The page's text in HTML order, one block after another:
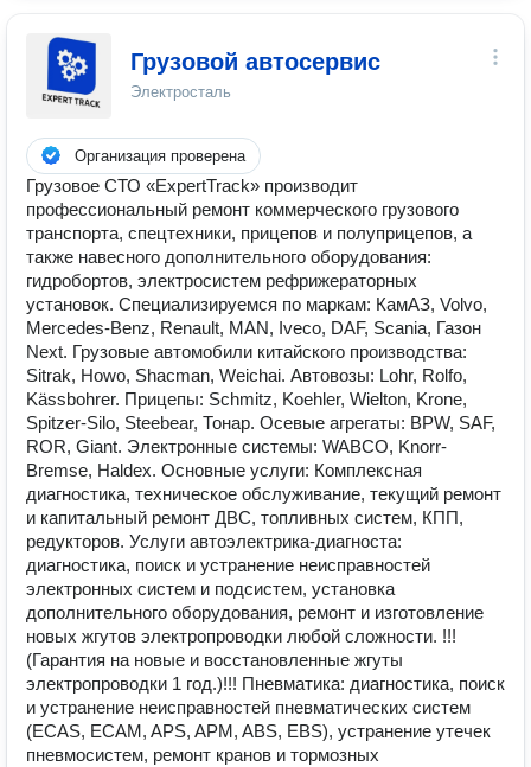
Грузовой автосервис
Электросталь
Организация проверена
Грузовое СТО «ExpertTrack» производит
профессиональный ремонт коммерческого грузового
транспорта, спецтехники, прицепов и полуприцепов, а
также навесного дополнительного оборудования:
гидробортов, электросистем рефрижераторных
установок. Специализируемся по маркам: КамАЗ, Volvo,
Mercedes-Benz, Renault, MAN, Iveco, DAF, Scania, Газон
Next. Грузовые автомобили китайского производства:
Sitrak, Howo, Shacman, Weichai. Автовозы: Lohr, Rolfo,
Kässbohrer. Прицепы: Schmitz, Koehler, Wielton, Krone,
Spitzer-Silo, Steebear, Тонар. Осевые агрегаты: BPW, SAF,
ROR, Giant. Электронные системы: WABCO, Knorr-
Bremse, Haldex. Основные услуги: Комплексная
диагностика, техническое обслуживание, текущий ремонт
и капитальный ремонт ДВС, топливных систем, КПП,
редукторов. Услуги автоэлектрика-диагноста:
диагностика, поиск и устранение неисправностей
электронных систем и подсистем, установка
дополнительного оборудования, ремонт и изготовление
новых жгутов электропроводки любой сложности. !!!
(Гарантия на новые и восстановленные жгуты
электропроводки 1 год.)!!! Пневматика: диагностика, поиск
и устранение неисправностей пневматических систем
(ECAS, ECAM, APS, APM, ABS, EBS), устранение утечек
пневмосистем, ремонт кранов и тормозных